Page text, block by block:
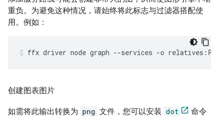
重负。为避免这种情况，请始终将此标志与过滤器搭配使
用。例如：
ffx driver node graph --services -o
创建图表图片
如需将此输出转换为 png 文件，您可以安装 dot
命令